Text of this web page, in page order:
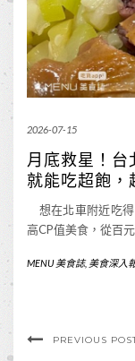
2026-07-15
月底救星！台
就能吃超飽，
想在北車附近吃
高CP值美食，從百
MENU 美食誌, 美食深入
PREVIOUS